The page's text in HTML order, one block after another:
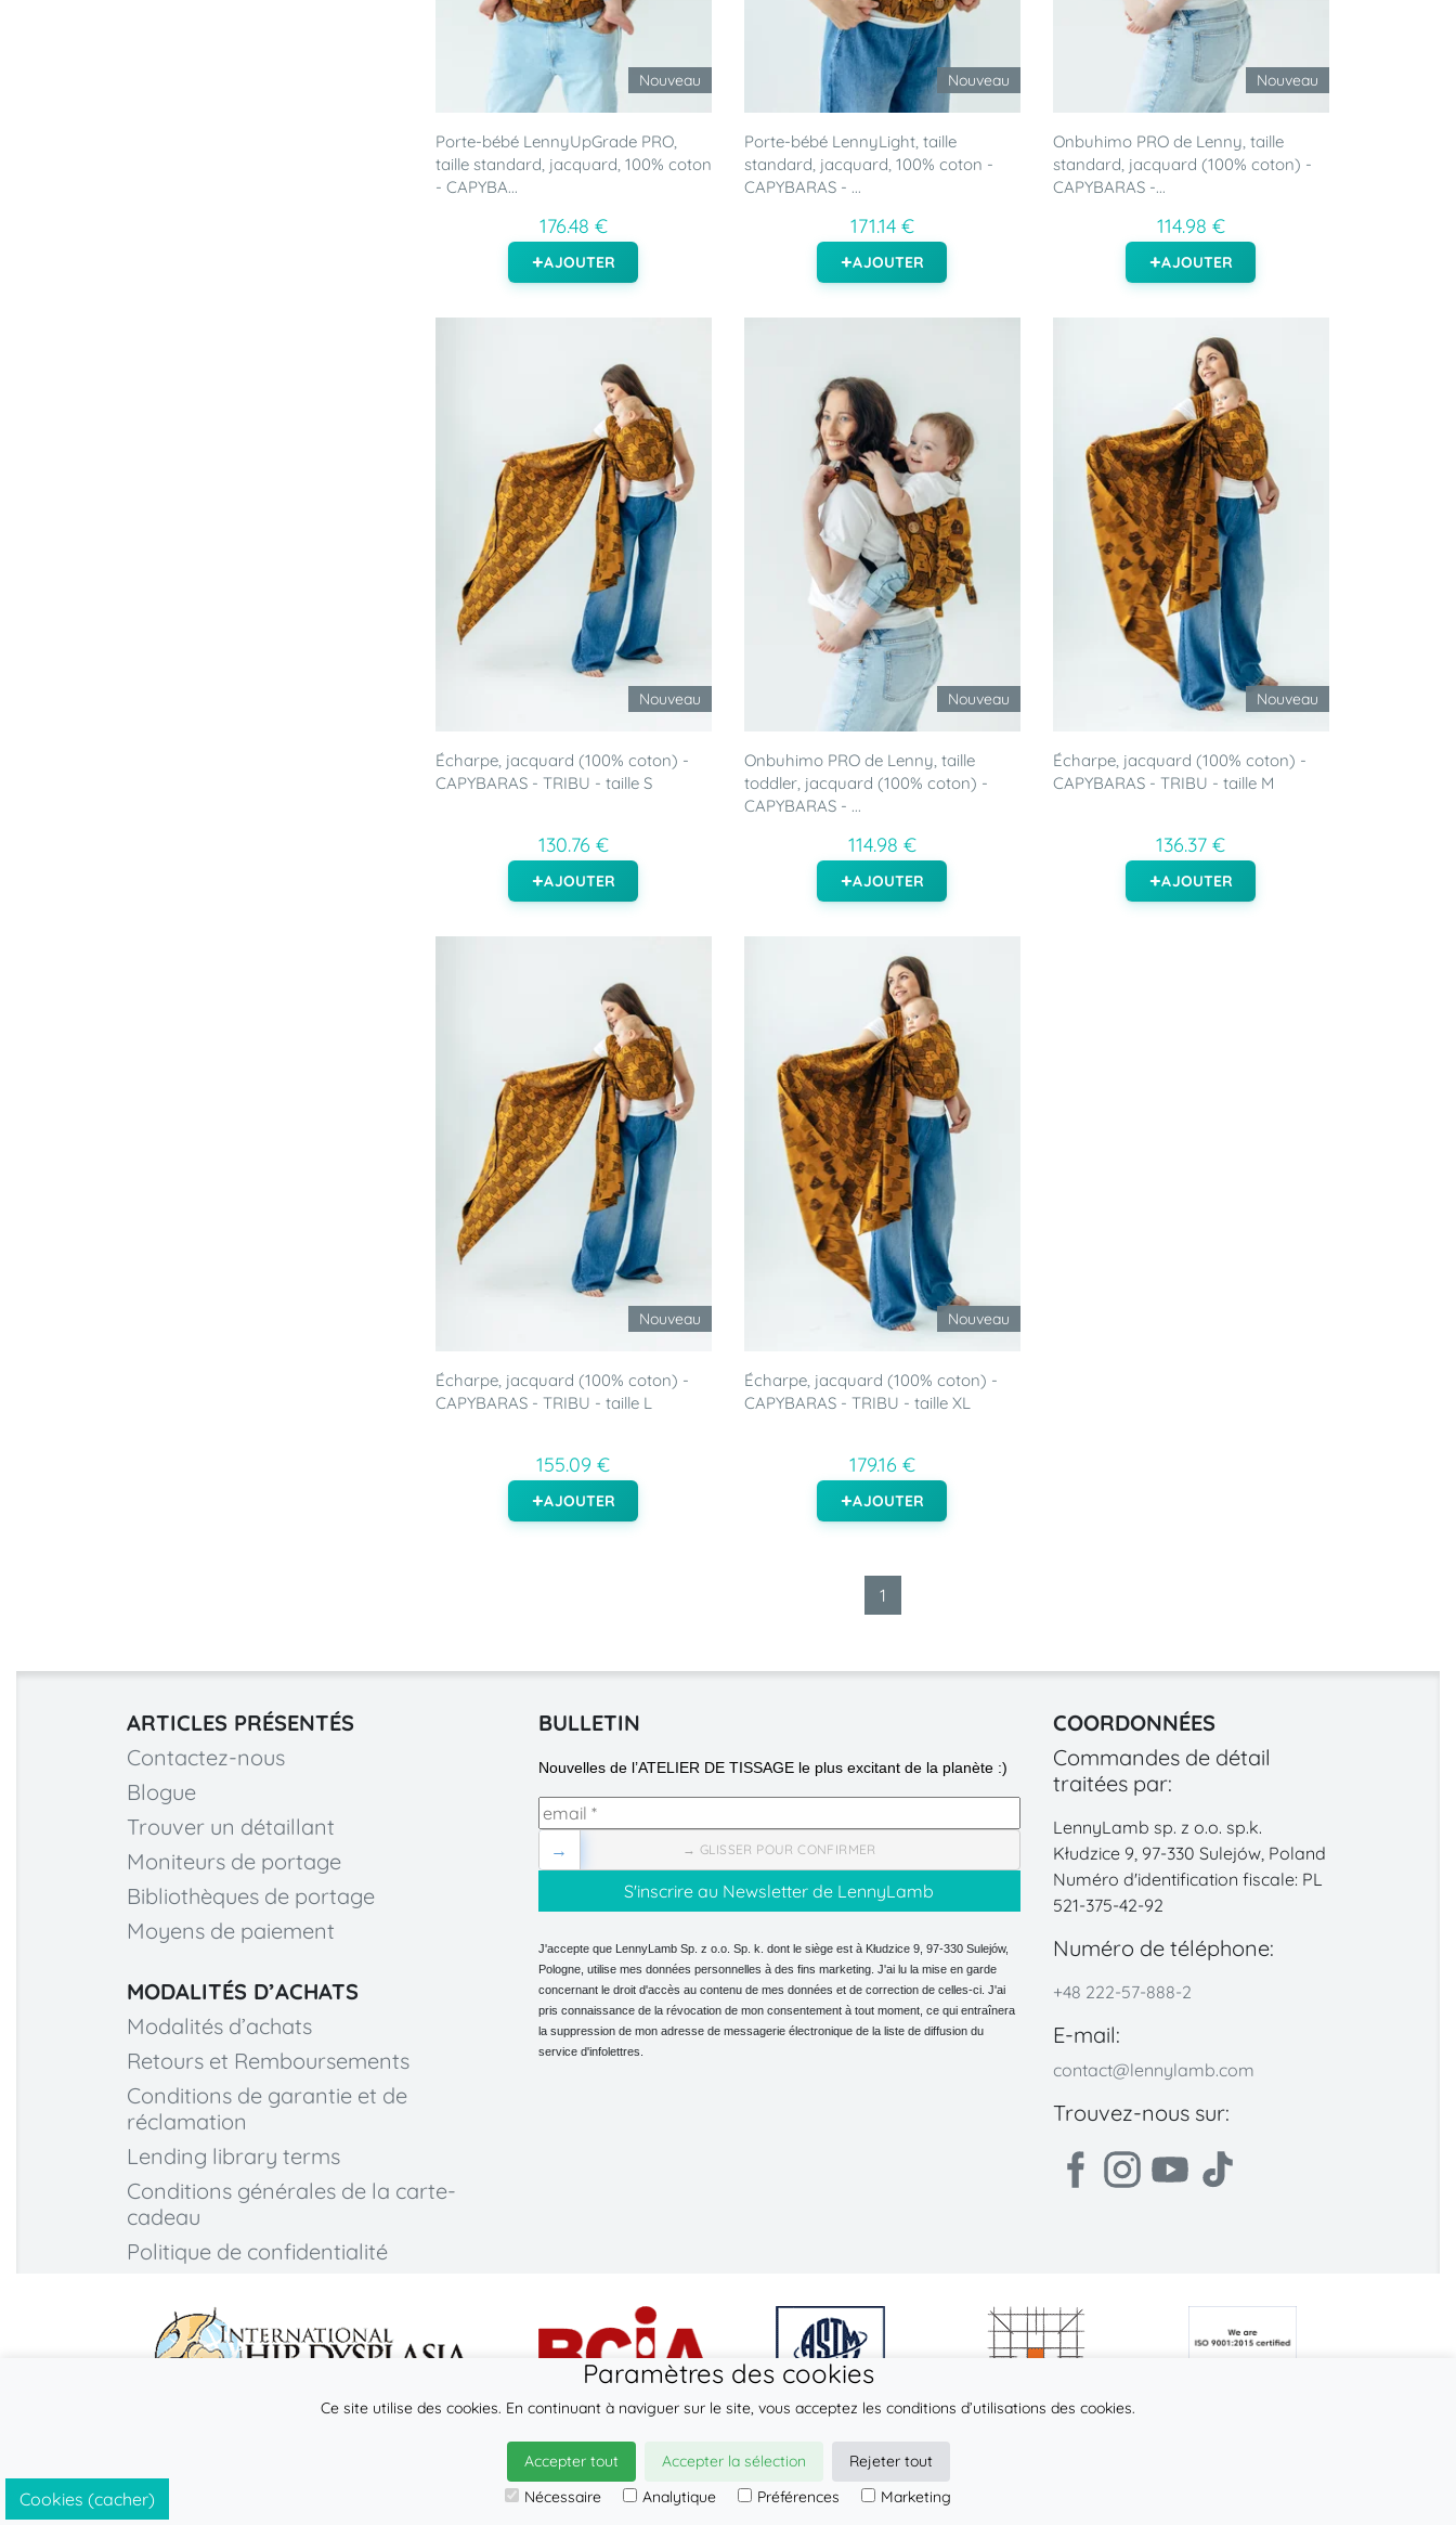
Nouveau
Porte-bébé LennyUpGrade PRO,
taille standard, jacquard, 100% coton
- CAPYBA...
176.48 €
AJOUTER
Nouveau
Porte-bébé LennyLight, taille
standard, jacquard, 100% coton -
CAPYBARAS - ...
171.14 €
AJOUTER
Nouveau
Onbuhimo PRO de Lenny, taille
standard, jacquard (100% coton) -
CAPYBARAS -...
114.98 €
AJOUTER
Nouveau
Écharpe, jacquard (100% coton) -
CAPYBARAS - TRIBU - taille S
130.76 €
AJOUTER
Nouveau
Onbuhimo PRO de Lenny, taille
toddler, jacquard (100% coton) -
CAPYBARAS - ...
114.98 €
AJOUTER
Nouveau
Écharpe, jacquard (100% coton) -
CAPYBARAS - TRIBU - taille M
136.37 €
AJOUTER
Nouveau
Écharpe, jacquard (100% coton) -
CAPYBARAS - TRIBU - taille L
155.09 €
AJOUTER
Nouveau
Écharpe, jacquard (100% coton) -
CAPYBARAS - TRIBU - taille XL
179.16 €
AJOUTER
1
ARTICLES PRÉSENTÉS
Contactez-nous
Blogue
Trouver un détaillant
Moniteurs de portage
Bibliothèques de portage
Moyens de paiement
MODALITÉS D’ACHATS
Modalités d’achats
Retours et Remboursements
Conditions de garantie et de
réclamation
Lending library terms
Conditions générales de la carte-
cadeau
Politique de confidentialité
BULLETIN
Nouvelles de l’ATELIER DE TISSAGE le plus excitant de la planète :)
→ GLISSER POUR CONFIRMER
→
J'accepte que LennyLamb Sp. z o.o. Sp. k. dont le siège est à Kłudzice 9, 97-330 Sulejów,
Pologne, utilise mes données personnelles à des fins marketing. J'ai lu la mise en garde
concernant le droit d'accès au contenu de mes données et de correction de celles-ci. J'ai
pris connaissance de la révocation de mon consentement à tout moment, ce qui entraînera
la suppression de mon adresse de messagerie électronique de la liste de diffusion du
service d'infolettres.
COORDONNÉES
Commandes de détail
traitées par:
LennyLamb sp. z o.o. sp.k.
Kłudzice 9, 97-330 Sulejów, Poland
Numéro d'identification fiscale: PL
521-375-42-92
Numéro de téléphone:
+48 222-57-888-2
E-mail:
contact@lennylamb.com
Trouvez-nous sur:
© 2026
LennyLamb sp. z o.o. sp.k.
·Écharpes pour bébé
fabricant ·
Vente en gros de Écharpe
Cookies (cacher)
Paramètres des cookies
Ce site utilise des cookies. En continuant à naviguer sur le site, vous acceptez les conditions d’utilisations des cookies.
Accepter tout Accepter la sélection
Rejeter tout
Nécessaire
Analytique Préférences Marketing